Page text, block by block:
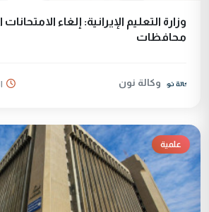
وزارة التعليم الإيرانية: إلغاء
محافظات
وكالة نون
علمية